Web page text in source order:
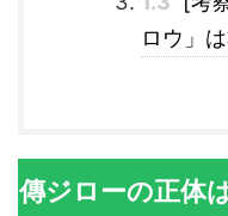
ロウ」
傳ジローの正体